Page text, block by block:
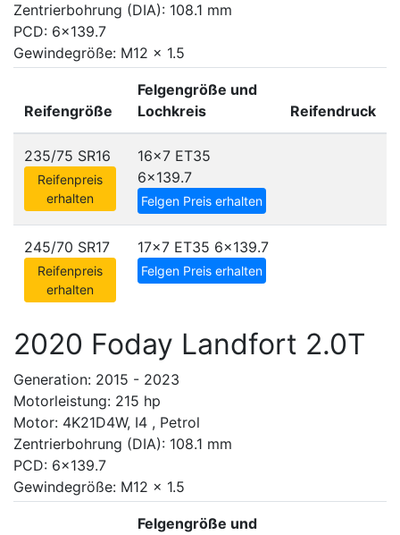
Zentrierbohrung (DIA): 108.1 mm
PCD: 6x139.7
Gewindegröße: M12 x 1.5
Reifengröße
Felgengröße und
Lochkreis
Reifendruck
235/75 SR16
Reifenpreis
erhalten
16x7 ET35
6x139.7
Felgen Preis erhalten
245/70 SR17
Reifenpreis
erhalten
17x7 ET35 6x139.7
Felgen Preis erhalten
2020 Foday Landfort 2.0T
Generation: 2015 - 2023
Motorleistung: 215 hp
Motor: 4K21D4W, I4 , Petrol
Zentrierbohrung (DIA): 108.1 mm
PCD: 6x139.7
Gewindegröße: M12 x 1.5
Felgengröße und